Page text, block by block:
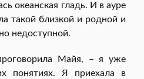
океанская гладь. И в ауре
такой близкой и родной и
недоступной.
Майя, – я уже
понятиях. Я приехала в